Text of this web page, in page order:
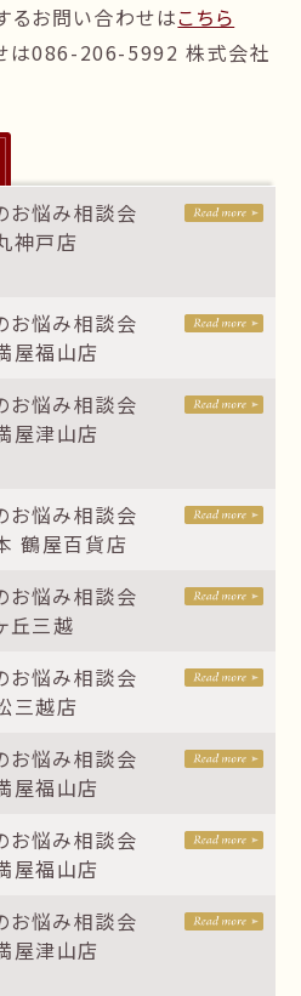
るお問い合わせはこちら
は086-206-5992 株式会社
お悩み相談会
戸店
お悩み相談会
福山店
お悩み相談会
津山店
お悩み相談会
鶴屋百貨店
お悩み相談会
三越
お悩み相談会
越店
お悩み相談会
福山店
お悩み相談会
福山店
お悩み相談会
津山店